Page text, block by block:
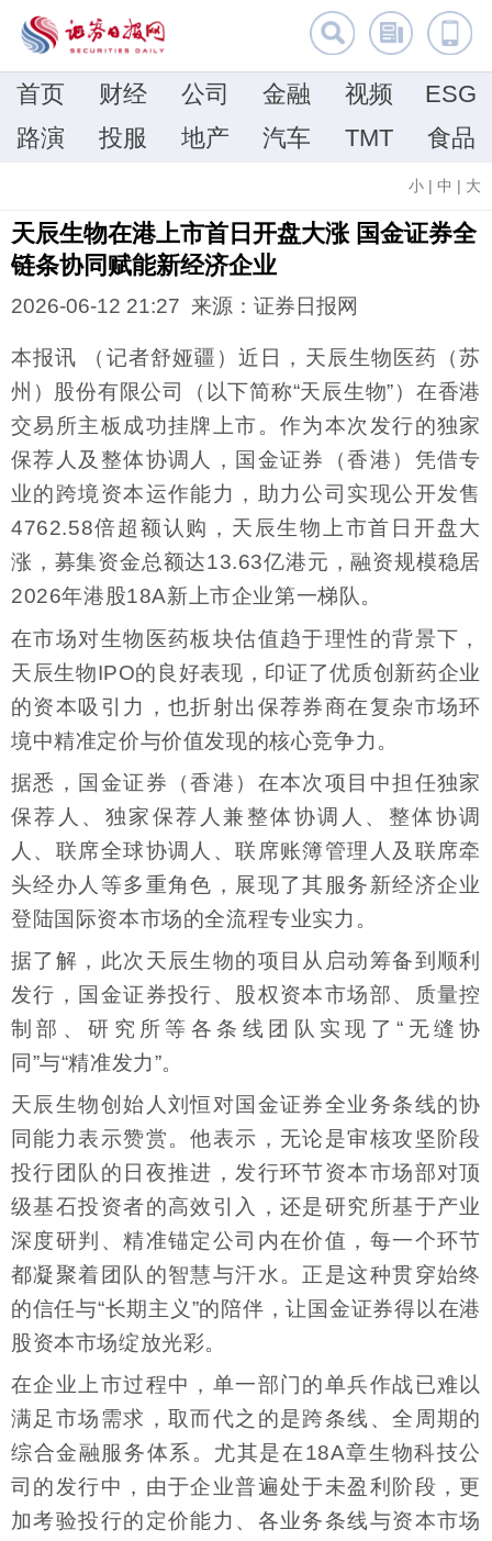
首页 财经 公司 金融 视频
ESG
路演
投服 地产 汽车 TMT 食品
小 | 中 | 大
天辰生物在港上市首日开盘大涨 国金证券全
链条协同赋能新经济企业
2026-06-12 21:27 来源：证券日报网
本报讯 （记者舒娅疆）近日，天辰生物医药（苏
州）股份有限公司（以下简称“天辰生物”）在香港
交易所主板成功挂牌上市。作为本次发行的独家
保荐人及整体协调人，国金证券（香港）凭借专
业的跨境资本运作能力，助力公司实现公开发售
4762.58倍超额认购，天辰生物上市首日开盘大
涨，募集资金总额达13.63亿港元，融资规模稳居
2026年港股18A新上市企业第一梯队。
在市场对生物医药板块估值趋于理性的背景下，
天辰生物IPO的良好表现，印证了优质创新药企业
的资本吸引力，也折射出保荐券商在复杂市场环
境中精准定价与价值发现的核心竞争力。
据悉，国金证券（香港）在本次项目中担任独家
保荐人、独家保荐人兼整体协调人、整体协调
人、联席全球协调人、联席账簿管理人及联席牵
头经办人等多重角色，展现了其服务新经济企业
登陆国际资本市场的全流程专业实力。
据了解，此次天辰生物的项目从启动筹备到顺利
发行，国金证券投行、股权资本市场部、质量控
制部、研究所等各条线团队实现了“无缝协
同”与“精准发力”。
天辰生物创始人刘恒对国金证券全业务条线的协
同能力表示赞赏。他表示，无论是审核攻坚阶段
投行团队的日夜推进，发行环节资本市场部对顶
级基石投资者的高效引入，还是研究所基于产业
深度研判、精准锚定公司内在价值，每一个环节
都凝聚着团队的智慧与汗水。正是这种贯穿始终
的信任与“长期主义”的陪伴，让国金证券得以在港
股资本市场绽放光彩。
在企业上市过程中，单一部门的单兵作战已难以
满足市场需求，取而代之的是跨条线、全周期的
综合金融服务体系。尤其是在18A章生物科技公
司的发行中，由于企业普遍处于未盈利阶段，更
加考验投行的定价能力、各业务条线与资本市场